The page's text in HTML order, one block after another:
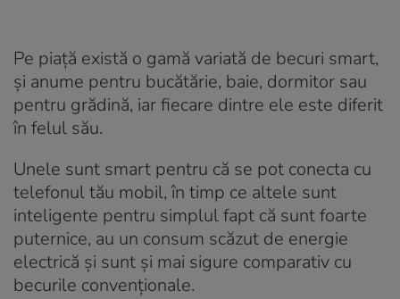
Pe piață există o gamă variată de becuri smart,
și anume pentru bucătărie, baie, dormitor sau
pentru grădină, iar fiecare dintre ele este diferit
în felul său.
Unele sunt smart pentru că se pot conecta cu
telefonul tău mobil, în timp ce altele sunt
inteligente pentru simplul fapt că sunt foarte
puternice, au un consum scăzut de energie
electrică și sunt și mai sigure comparativ cu
becurile convenționale.